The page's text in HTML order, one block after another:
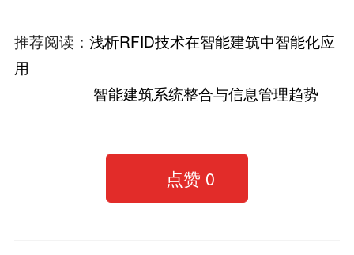
推荐阅读： 浅析RFID技术在智能建筑中智能化应
用
智能建筑系统整合与信息管理趋势
点赞 0